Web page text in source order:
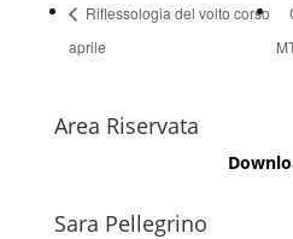
Riflessologia del volto corso
aprile
Area Riservata
Sara Pellegrino